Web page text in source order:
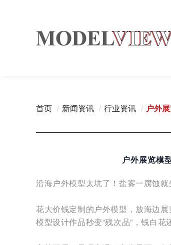
首页 / 新闻资讯 / 行业资讯 / 户外
户外展览模
沿海户外模型太坑了！盐雾一腐蚀就
花大价钱定制的户外模型，放海边
模型设计作品秒变“残次品”，钱白花